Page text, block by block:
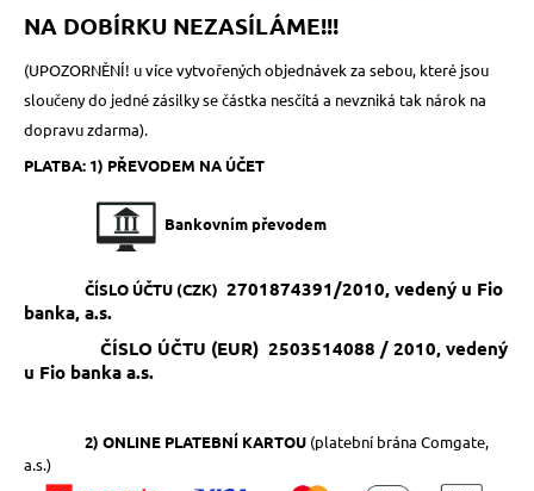
NA DOBÍRKU NEZASÍLÁME!!!
(UPOZORNĚNÍ! u více vytvořených objednávek za sebou, které jsou
sloučeny do jedné zásilky se částka nesčítá a nevzniká tak nárok na
dopravu zdarma).
PLATBA: 1) PŘEVODEM NA ÚČET
Bankovním převodem
ČÍSLO ÚČTU (CZK) 2701874391/2010, vedený u Fio
banka, a.s.
ČÍSLO ÚČTU (EUR) 2503514088 / 2010, vedený
u Fio banka a.s.
2) ONLINE PLATEBNÍ KARTOU (platební brána Comgate,
a.s.)
e
b
u
j
e
j
t